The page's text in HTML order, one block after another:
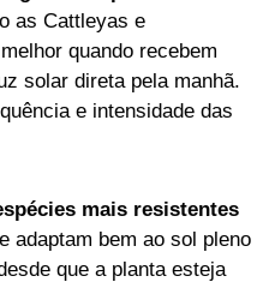
as Cattleyas e
quando recebem
solar direta pela manhã.
e intensidade das
mais resistentes
adaptam bem ao sol pleno
que a planta esteja